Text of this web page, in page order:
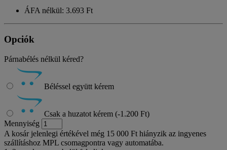
ÁFA nélkül: 3.693 Ft
Opciók
Párnabélés nélkül kéred?
Béléssel együtt kérem
Csak a huzatot kérem (-1.200 Ft)
Mennyiség
A kosár jelenlegi értékével még 15 000 Ft hiányzik az ingyenes
szállításhoz MPL csomagpontra vagy automatába.